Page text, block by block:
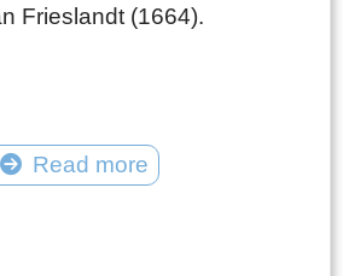
Frieslandt (1664).
Read more